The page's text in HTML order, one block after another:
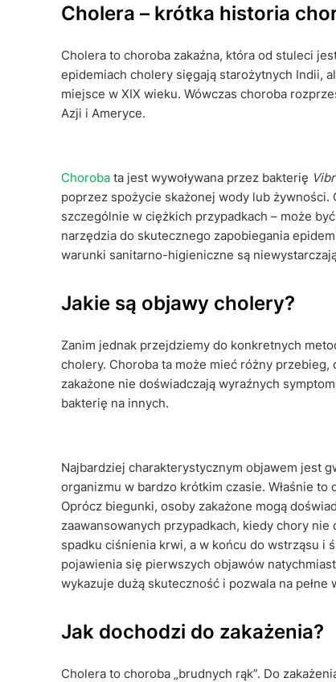
Cholera – krótka historia
Cholera to choroba zakaźna, która od stuleci
epidemiach cholery sięgają starożytnych Indii,
miejsce w XIX wieku. Wówczas choroba
Azji i Ameryce.
Choroba ta jest wywoływana przez bakterię
poprzez spożycie skażonej wody lub
szczególnie w ciężkich przypadkach – może
narzędzia do skutecznego zapobiegania
warunki sanitarno-higieniczne są
Jakie są objawy cholery?
Zanim jednak przejdziemy do konkretnych
cholery. Choroba ta może mieć różny
zakażone nie doświadczają wyraźnych
bakterię na innych.
Najbardziej charakterystycznym objawem jest
organizmu w bardzo krótkim czasie. Właśnie
Oprócz biegunki, osoby zakażone mogą
zaawansowanych przypadkach, kiedy chory
spadku ciśnienia krwi, a w końcu do wstrząsu i
pojawienia się pierwszych objawów
wykazuje dużą skuteczność i pozwala na pełne
Jak dochodzi do zakażenia?
Cholera to choroba „brudnych rąk”. Do